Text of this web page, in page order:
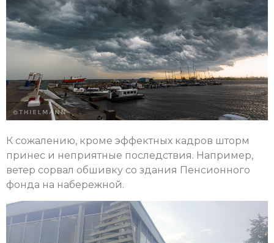
К сожалению, кроме эффектных кадров шторм
принес и неприятные последствия. Например,
ветер сорвал обшивку со здания Пенсионного
фонда на набережной.